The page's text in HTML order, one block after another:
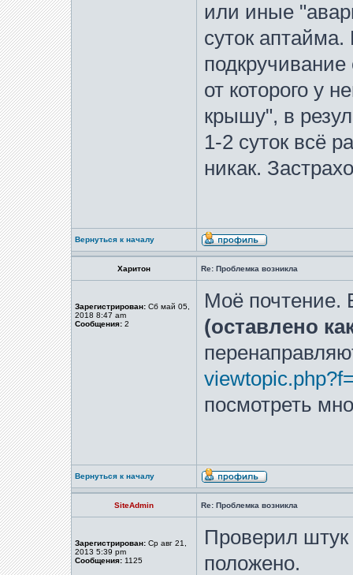
или иные
суток
подкручивание
от которого у
крышу", в
1-2 суток всё
никак.
Вернуться к началу
Харитон Re: Проблемка возникла
Зарегистрирован: Сб май 05,
2018 8:47 am
Сообщения: 2
Моё почтение.
(оставлено
посмотреть
Вернуться к началу
SiteAdmin Re: Проблемка возникла
Зарегистрирован: Ср авг 21,
2013 5:39 pm
Сообщения: 1125
Проверил штук
положено.